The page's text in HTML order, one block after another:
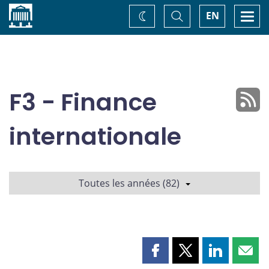
Accueil EN
Basculer
la
recherche
Changez
de
F3 - Finance
internationale
Toutes les années (82)
PartagerPartagerPartager